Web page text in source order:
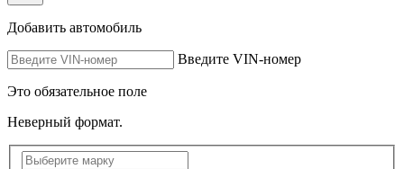
Добавить автомобиль
Введите VIN-номер
Это обязательное поле
Неверный формат.